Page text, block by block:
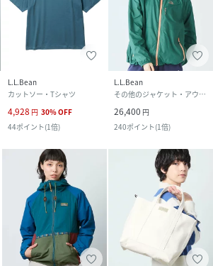
L.L.Bean
カットソー・Tシャツ
4,928 円 30%OFF
44ポイント(1倍)
L.L.Bean
その他のジャケット・アウター
26,400 円
240ポイント(1倍)